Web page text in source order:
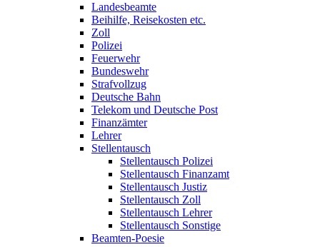
Landesbeamte
Beihilfe, Reisekosten etc.
Zoll
Polizei
Feuerwehr
Bundeswehr
Strafvollzug
Deutsche Bahn
Telekom und Deutsche Post
Finanzämter
Lehrer
Stellentausch
Stellentausch Polizei
Stellentausch Finanzamt
Stellentausch Justiz
Stellentausch Zoll
Stellentausch Lehrer
Stellentausch Sonstige
Beamten-Poesie